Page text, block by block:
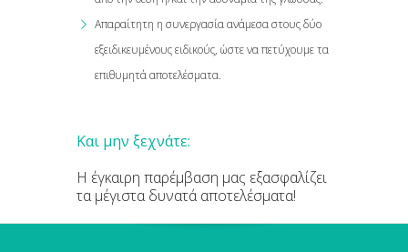
Απαραίτητη η συνεργασία ανάμεσα στους δύο
εξειδικευμένους ειδικούς, ώστε να πετύχουμε τα
επιθυμητά αποτελέσματα.
Και μην ξεχνάτε:
Η έγκαιρη παρέμβαση μας εξασφαλίζει
τα μέγιστα δυνατά αποτελέσματα!